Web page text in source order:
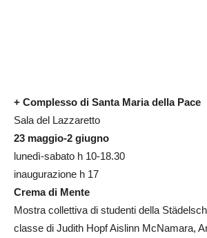
+ Complesso di Santa Maria della Pace
Sala del Lazzaretto
23 maggio-2 giugno
lunedì-sabato h 10-18.30
inaugurazione h 17
Crema di Mente
Mostra collettiva di studenti della
classe di Judith Hopf Aislinn McNamara,